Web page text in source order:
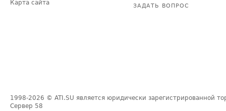
Карта сайта
ЗАДАТЬ ВОПРОС
1998-2026 © ATI.SU является юридически зарегистрированной
Сервер 58